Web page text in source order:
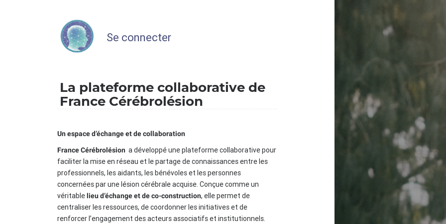
Se connecter
La plateforme collaborative de
France Cérébrolésion
Un espace d’échange et de collaboration
France Cérébrolésion a développé une plateforme collaborative pour
faciliter la mise en réseau et le partage de connaissances entre les
professionnels, les aidants, les bénévoles et les personnes
concernées par une lésion cérébrale acquise. Conçue comme un
véritable lieu d’échange et de co-construction, elle permet de
centraliser les ressources, de coordonner les initiatives et de
renforcer l’engagement des acteurs associatifs et institutionnels.